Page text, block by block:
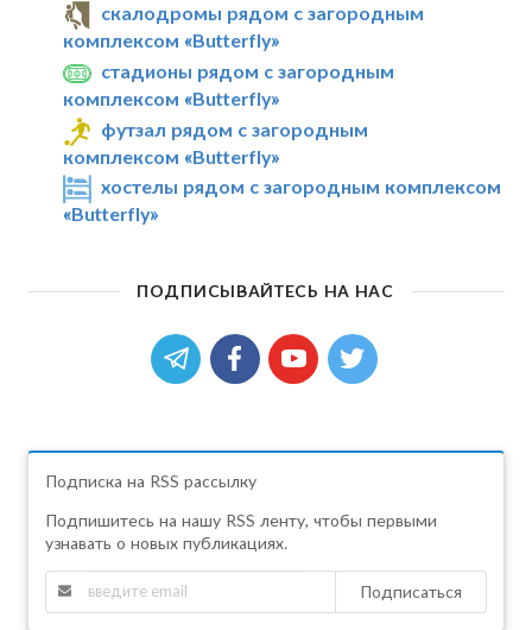
скалодромы рядом с загородным
комплексом «Butterfly»
стадионы рядом с загородным
комплексом «Butterfly»
футзал рядом с загородным
комплексом «Butterfly»
хостелы рядом с загородным комплексом
«Butterfly»
ПОДПИСЫВАЙТЕСЬ НА НАС
Подписка на RSS рассылку
Подпишитесь на нашу RSS ленту, чтобы первыми
узнавать о новых публикациях.
Подписаться